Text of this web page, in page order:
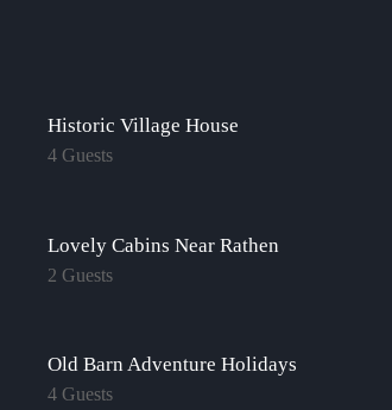
Historic Village House
4 Guests
Lovely Cabins Near Rathen
2 Guests
Old Barn Adventure Holidays
4 Guests